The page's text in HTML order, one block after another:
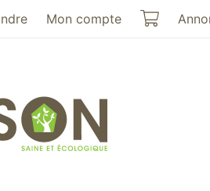
Mon compte Mon